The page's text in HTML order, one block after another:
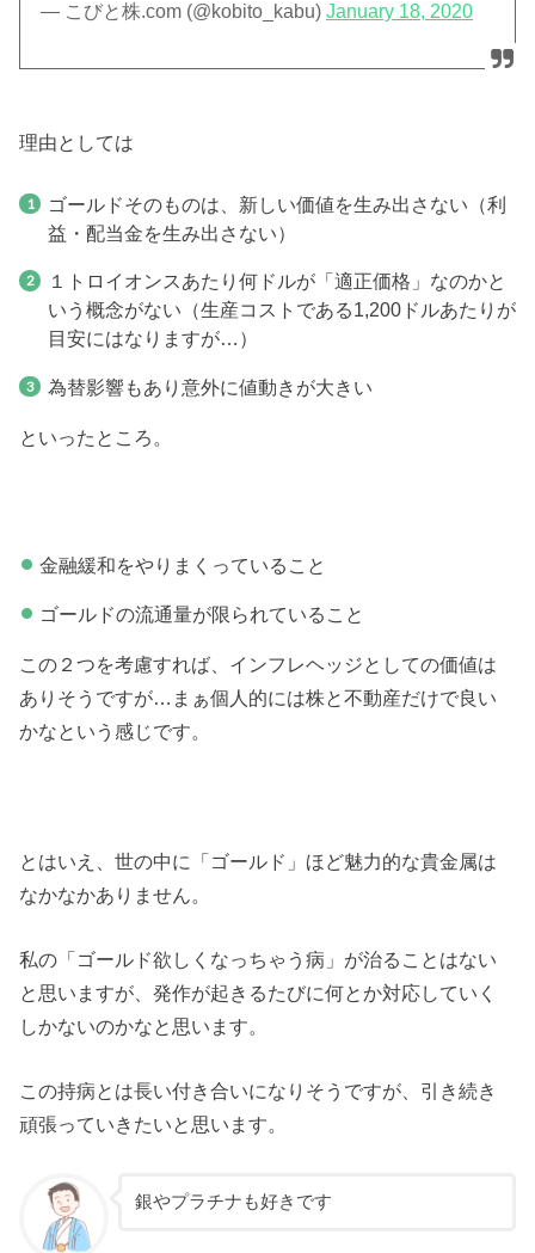
— こびと株.com (@kobito_kabu)January 18, 2020
理由としては
ゴールドそのものは、新しい価値を生み出さない（利
益・配当金を生み出さない）
１トロイオンスあたり何ドルが「適正価格」なのかと
いう概念がない（生産コストである1,200ドルあたりが
目安にはなりますが…）
為替影響もあり意外に値動きが大きい
といったところ。
金融緩和をやりまくっていること
ゴールドの流通量が限られていること
この２つを考慮すれば、インフレヘッジとしての価値は
ありそうですが…まぁ個人的には株と不動産だけで良い
かなという感じです。
とはいえ、世の中に「ゴールド」ほど魅力的な貴金属は
なかなかありません。
私の「ゴールド欲しくなっちゃう病」が治ることはない
と思いますが、発作が起きるたびに何とか対応していく
しかないのかなと思います。
この持病とは長い付き合いになりそうですが、引き続き
頑張っていきたいと思います。
銀やプラチナも好きです